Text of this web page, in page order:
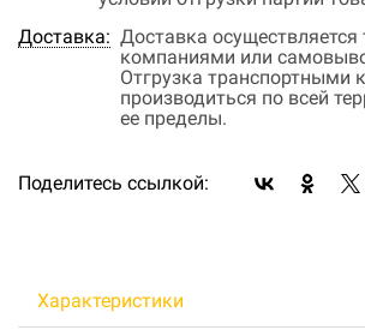
Доставка: Доставка
компаниями или
Отгрузка транспортными
производиться по всей
ее пределы.
Поделитесь ссылкой:
Характеристики